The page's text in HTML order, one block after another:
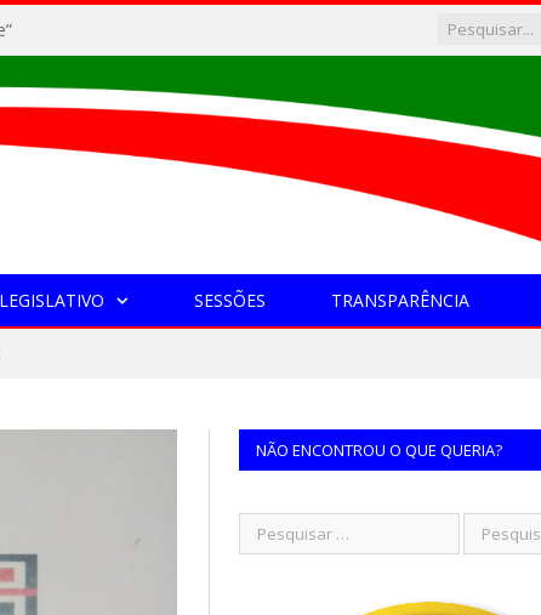
SESSÕES TRANSPARÊNCIA
NÃO ENCONTROU O QUE QUERIA?